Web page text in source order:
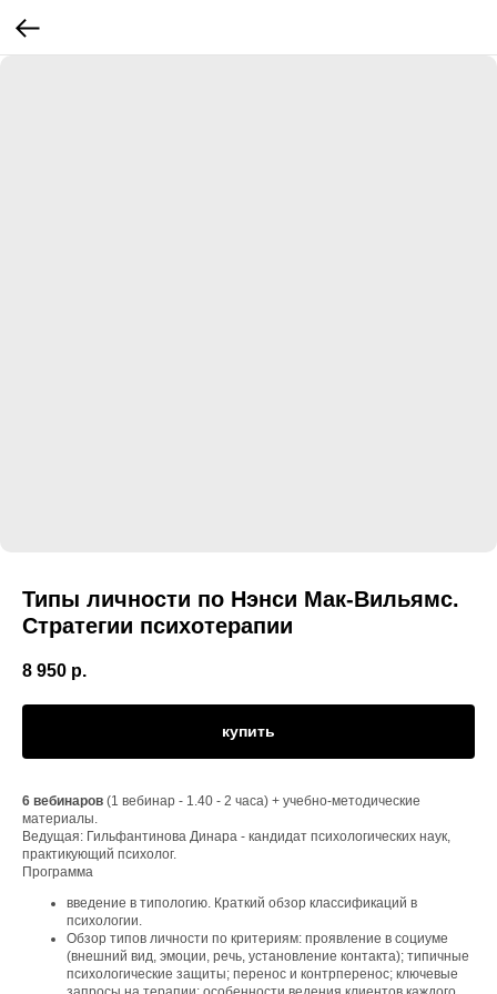
Типы личности по Нэнси Мак-Вильямс.
Стратегии психотерапии
8 950 р.
купить
6 вебинаров (1 вебинар - 1.40 - 2 часа) + учебно-методические
материалы.
Ведущая: Гильфантинова Динара - кандидат психологических наук,
практикующий психолог.
Программа
введение в типологию. Краткий обзор классификаций в
психологии.
Обзор типов личности по критериям: проявление в социуме
(внешний вид, эмоции, речь, установление контакта); типичные
психологические защиты; перенос и контрперенос; ключевые